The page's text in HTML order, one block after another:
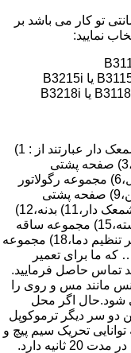
که واحد شما دارای دودکش 15 سانتی تو کار می باشد بر
نمایید:
قطعات ساختمان آب گرم کن های دیواری شمعک دار عبارتند از : 1)
کلاهک تعدیل،2) کلاهک تعدیل جریان دودکش،3) صفحه پشتی
آبگرمکن،4) مبدل گرمایی،5) مجموعه مشعل،6) مجموعه رگولاتور
گاز،7) مجموعه رگولاتور آب،8) رویه آبگرمکن،9) صفحه پشتی
آبگرمکن،10) رگولاتور آب در آبگرمکن های شمعک دار،11) بدنه،12)
قاب برنجی،13) شیپوره،14) شیر احتراق آهسته،15) مجموعه ساقه
سوپاپ،16) مجموعه مغزی آب بندی،17) شیر تنظیم دما،18) مجموعه
ترموکوپل و … که ما برای تعمیر
تماس حاصل فرمایید.
مانند مس و روی را
شود.حال اگر محل
دو سر دیگر ترموکوپل
که توانایی تحریک سیم پیچ و
دارد.